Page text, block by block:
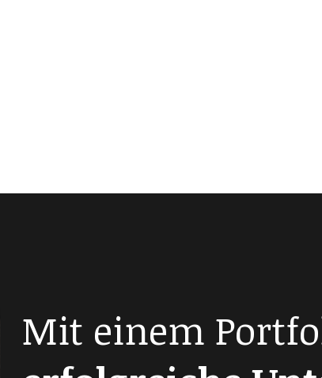
Mit einem